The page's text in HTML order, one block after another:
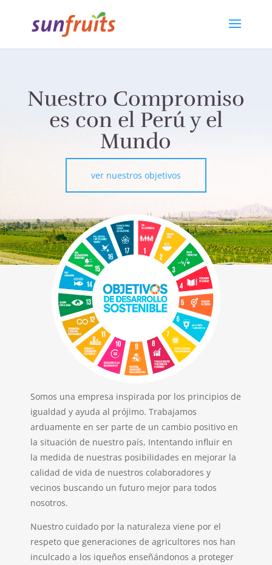
Nuestro Compromiso
es con el Perú y el
Mundo
ver nuestros objetivos
Somos una empresa inspirada por los principios de
igualdad y ayuda al prójimo. Trabajamos
arduamente en ser parte de un cambio positivo en
la situación de nuestro país, Intentando influir en
la medida de nuestras posibilidades en mejorar la
calidad de vida de nuestros colaboradores y
vecinos buscando un futuro mejor para todos
nosotros.
Nuestro cuidado por la naturaleza viene por el
respeto que generaciones de agricultores nos han
inculcado a los iqueños enseñándonos a proteger